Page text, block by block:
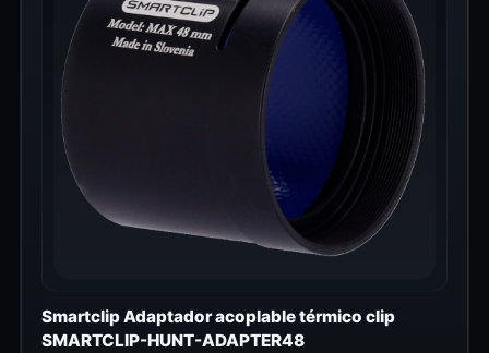
Smartclip Adaptador acoplable térmico clip
SMARTCLIP-HUNT-ADAPTER48